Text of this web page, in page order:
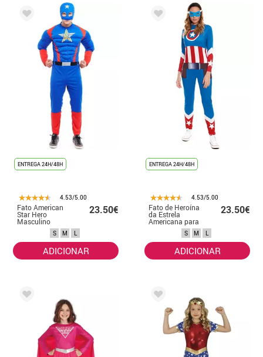
ENTREGA 24H/48H
4.53/5.00
Fato American
Star Hero
Masculino
23.50€
S M L
ADICIONAR
ENTREGA 24H/48H
4.53/5.00
Fato de Heroína
da Estrela
Americana para
23.50€
S M L
ADICIONAR